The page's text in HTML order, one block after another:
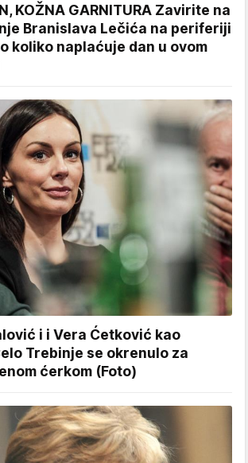
KOŽNA GARNITURA Zavirite na
Branislava Lečića na periferiji
koliko naplaćuje dan u ovom
i i Vera Ćetković kao
Trebinje se okrenulo za
ćerkom (Foto)